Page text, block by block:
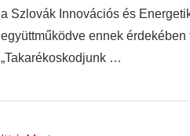
a Szlovák Innovációs és
együttműködve ennek
„Takarékoskodjunk …